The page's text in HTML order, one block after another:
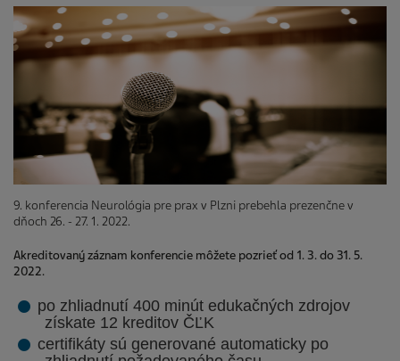
9. konferencia Neurológia pre prax v Plzni prebehla prezenčne v
dňoch 26. - 27. 1. 2022.
Akreditovaný záznam konferencie môžete pozrieť od 1. 3. do 31. 5.
2022.
po zhliadnutí 400 minút edukačných zdrojov
získate 12 kreditov ČĽK
certifikáty sú generované automaticky po